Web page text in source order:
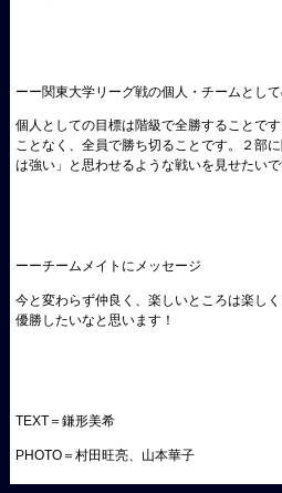
ーー関東大学リーグ戦の個人・チームとし
個人としての目標は階級で全勝することで
ことなく、全員で勝ち切ることです。２部
は強い」と思わせるような戦いを見せたいで
ーーチームメイトにメッセージ
今と変わらず仲良く、楽しいところは楽し
優勝したいなと思います！
TEXT＝鎌形美希
PHOTO＝村田旺亮、山本華子